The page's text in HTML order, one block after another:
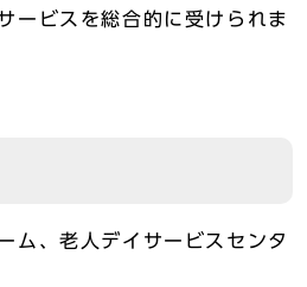
ービスを総合的に受けられま
ム、老人デイサービスセンタ